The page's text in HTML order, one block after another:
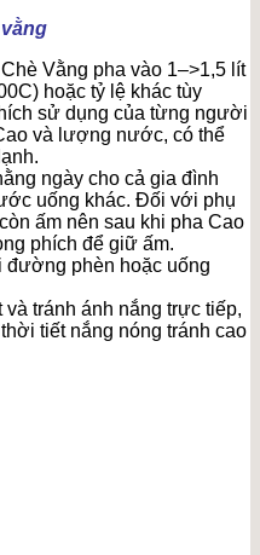
Vằng pha vào 1–>1,5 lít
hoặc tỷ lệ khác tùy
sử dụng của từng người
và lượng nước, có thể
ngày cho cả gia đình
uống khác. Đối với phụ
ấm nên sau khi pha Cao
phích để giữ ấm.
phèn hoặc uống
tránh ánh nắng trực tiếp,
tiết nắng nóng tránh cao